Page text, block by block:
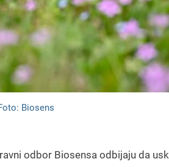
Biosens
odbor Biosensa odbijaju da